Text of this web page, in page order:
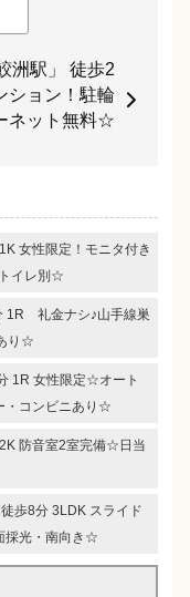
洲駅」 徒歩2
ション！駐輪
ネット無料☆
女性限定！モニタ付き
トイレ別☆
1R 礼金ナシ♪山手線巣
り☆
1R 女性限定☆オート
・コンビニあり☆
防音室2室完備☆日当
歩8分 3LDK スライド
採光・南向き☆